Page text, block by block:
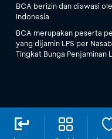
BCA berizin dan diawasi
Indonesia
BCA merupakan peserta
yang dijamin LPS per
Tingkat Bunga Penjaminan